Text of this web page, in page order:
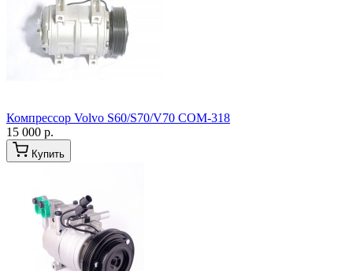
Компрессор Volvo S60/S70/V70 COM-318
15 000 р.
Купить